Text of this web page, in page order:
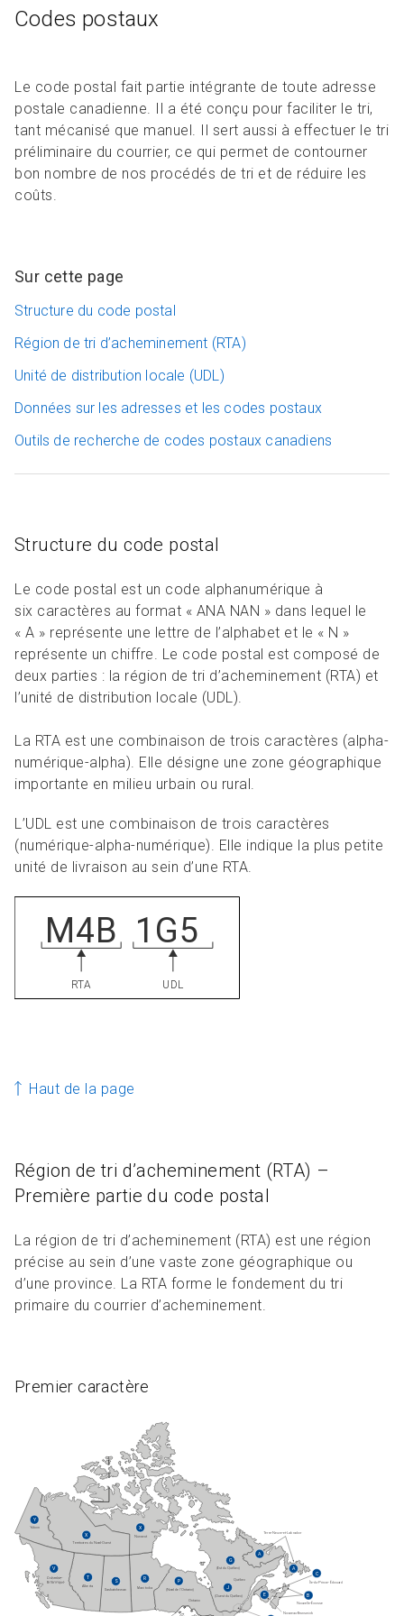
Codes postaux
Le code postal fait partie intégrante de toute adresse
postale canadienne. Il a été conçu pour faciliter le tri,
tant mécanisé que manuel. Il sert aussi à effectuer le tri
préliminaire du courrier, ce qui permet de contourner
bon nombre de nos procédés de tri et de réduire les
coûts.
Sur cette page
Structure du code postal
Région de tri d’acheminement (RTA)
Unité de distribution locale (UDL)
Données sur les adresses et les codes postaux
Outils de recherche de codes postaux canadiens
Structure du code postal
Le code postal est un code alphanumérique à
six caractères au format « ANA NAN » dans lequel le
« A » représente une lettre de l’alphabet et le « N »
représente un chiffre. Le code postal est composé de
deux parties : la région de tri d’acheminement (RTA) et
l’unité de distribution locale (UDL).
La RTA est une combinaison de trois caractères (alpha-
numérique-alpha). Elle désigne une zone géographique
importante en milieu urbain ou rural.
L’UDL est une combinaison de trois caractères
(numérique-alpha-numérique). Elle indique la plus petite
unité de livraison au sein d’une RTA.
Haut de la page
Région de tri d’acheminement (RTA) –
Première partie du code postal
La région de tri d’acheminement (RTA) est une région
précise au sein d’une vaste zone géographique ou
d’une province. La RTA forme le fondement du tri
primaire du courrier d’acheminement.
Premier caractère